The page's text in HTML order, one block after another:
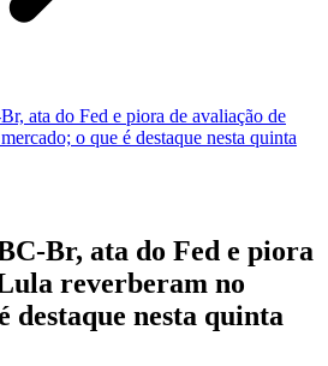
ata do Fed e piora de avaliação de
o que é destaque nesta quinta
Br, ata do Fed e piora
reverberam no
destaque nesta quinta